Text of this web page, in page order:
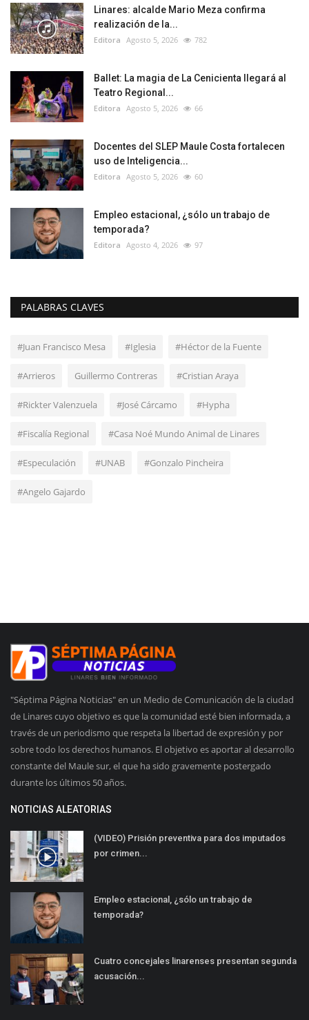
Linares: alcalde Mario Meza confirma
realización de la...
Editora Agosto 5, 2026 782
Ballet: La magia de La Cenicienta llegará al
Teatro Regional...
Editora Agosto 5, 2026 66
Docentes del SLEP Maule Costa fortalecen
uso de Inteligencia...
Editora Agosto 5, 2026 60
Empleo estacional, ¿sólo un trabajo de
temporada?
Editora Agosto 4, 2026 97
PALABRAS CLAVES
#Juan Francisco Mesa #Iglesia #Héctor de la Fuente
#Arrieros Guillermo Contreras #Cristian Araya
#Rickter Valenzuela #José Cárcamo #Hypha
#Fiscalía Regional #Casa Noé Mundo Animal de Linares
#Especulación #UNAB #Gonzalo Pincheira
#Angelo Gajardo
"Séptima Página Noticias" en un Medio de Comunicación de la ciudad
de Linares cuyo objetivo es que la comunidad esté bien informada, a
través de un periodismo que respeta la libertad de expresión y por
sobre todo los derechos humanos. El objetivo es aportar al desarrollo
constante del Maule sur, el que ha sido gravemente postergado
durante los últimos 50 años.
NOTICIAS ALEATORIAS
(VIDEO) Prisión preventiva para dos imputados
por crimen...
Empleo estacional, ¿sólo un trabajo de
temporada?
Cuatro concejales linarenses presentan segunda
acusación...